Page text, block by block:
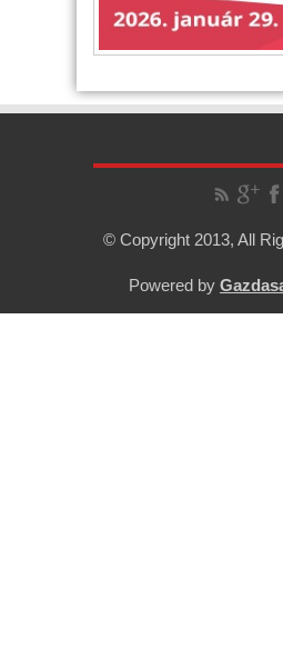
© Copyright 2013, All
Powered by